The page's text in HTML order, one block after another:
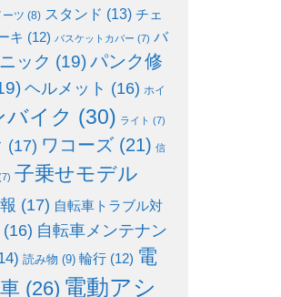
ーツ (8) スタンド (13) チェ
キ (12) バスケットカバー (7) バ
ック (19)パンク修
ヘルメット (16) ホイ
イク (30) ライト (7)
(17) ワコーズ (21) 信
子乗せモデル
(17) 自転車トラブル対
(16) 自転車メンテナン
読み物 (9) 輪行 (12) 電
(26) 電動アシ